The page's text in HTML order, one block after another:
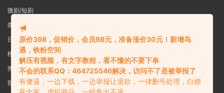
微剧/短剧
微密圈
日系写真
模特女神
热舞视频
部分预览图
原价398，促销价，会员98元，准备涨价30元！新增鸟
遇，铁粉空间
解压有视频，有文字教程，看不懂的不要下单
不会的联系QQ：464725546解决，访问不了是被举报了
有傻逼，一边下载，一边举报让退款，一律删号处理，白嫖